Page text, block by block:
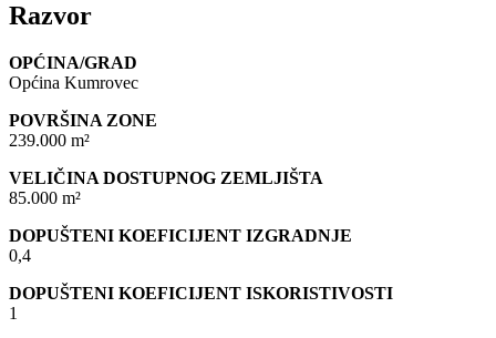
Razvor
OPĆINA/GRAD
Općina Kumrovec
POVRŠINA ZONE
239.000 m²
VELIČINA DOSTUPNOG ZEMLJIŠTA
85.000 m²
DOPUŠTENI KOEFICIJENT IZGRADNJE
0,4
DOPUŠTENI KOEFICIJENT ISKORISTIVOSTI
1